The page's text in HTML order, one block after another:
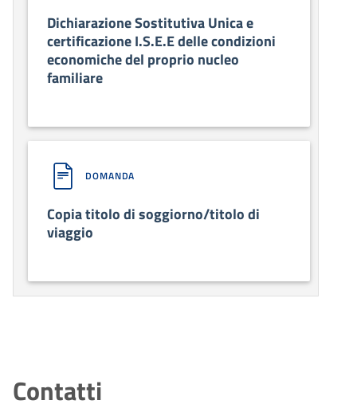
Dichiarazione Sostitutiva Unica e
certificazione I.S.E.E delle condizioni
economiche del proprio nucleo
familiare
DOMANDA
Copia titolo di soggiorno/titolo di
viaggio
Contatti